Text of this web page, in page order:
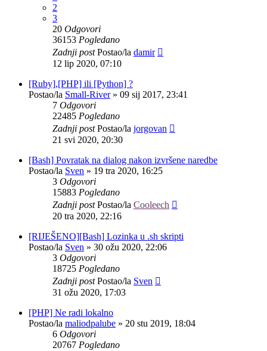
2
3
20 Odgovori
36153 Pogledano
Zadnji postPostao/la damir
12 lip 2020, 07:10
[Ruby],[PHP] ili [Python] ?
Postao/la Small-River» 09 sij 2017, 23:41
7 Odgovori
22485 Pogledano
Zadnji postPostao/la jorgovan
21 svi 2020, 20:30
[Bash] Povratak na dialog nakon izvršene naredbe
Postao/la Sven » 19 tra 2020, 16:25
3 Odgovori
15883 Pogledano
Zadnji postPostao/la Cooleech
20 tra 2020, 22:16
[RIJEŠENO][Bash] Lozinka u .sh skripti
Postao/la Sven » 30 ožu 2020, 22:06
3 Odgovori
18725 Pogledano
Zadnji postPostao/la Sven
31 ožu 2020, 17:03
[PHP] Ne radi lokalno
Postao/la maliodpalube » 20 stu 2019, 18:04
6 Odgovori
20767 Pogledano